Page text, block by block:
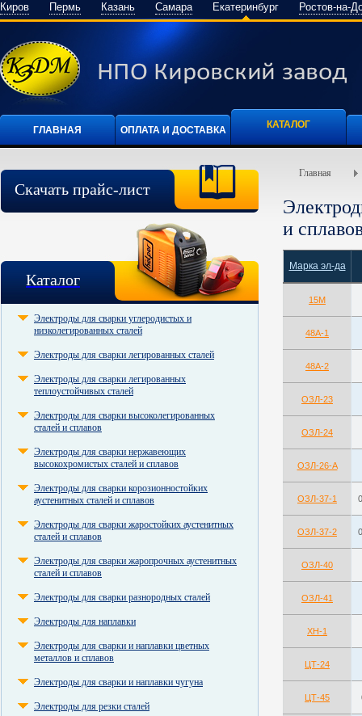
Киров Пермь Казань Самара Екатеринбург Ростов-на-
ГЛАВНАЯ ОПЛАТА И ДОСТАВКА КАТАЛОГ
Скачать прайс-лист
Каталог
Электроды для сварки углеродистых и
низколегированных сталей
Электроды для сварки легированных сталей
Электроды для сварки легированных
теплоустойчивых сталей
Электроды для сварки высоколегированных
сталей и сплавов
Электроды для сварки нержавеющих
высокохромистых сталей и сплавов
Электроды для сварки корозионностойких
аустенитных сталей и сплавов
Электроды для сварки жаростойких аустенитных
сталей и сплавов
Электроды для сварки жаропрочных аустенитных
сталей и сплавов
Электроды для сварки разнородных сталей
Электроды для наплавки
Электроды для сварки и наплавки цветных
металлов и сплавов
Электроды для сварки и наплавки чугуна
Электроды для резки сталей
Главная
и
Марка эл-да
15М
48А-1
48А-2
ОЗЛ-23
ОЗЛ-24
ОЗЛ-26-А
ОЗЛ-37-1
ОЗЛ-37-2
ОЗЛ-40
ОЗЛ-41
ХН-1
ЦТ-24
ЦТ-45